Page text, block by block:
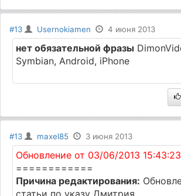
#13 Usernokiamen 4 июня 2013
нет обязательной фразы
Symbian, Android, iPhone
#13 maxel85 3 июня 2013
Обновление от 03/06/2013 15:43:23
============
Причина редактирования:
статьи по указу Дмитрия.